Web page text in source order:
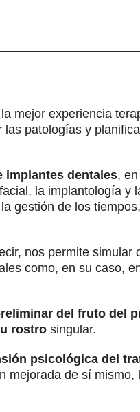
mejor experiencia
las patologías y
implantes dentales,
la implantología y
gestión de los
nos permite simular
como, en su caso,
del fruto del
rostro singular.
psicológica del
mejorada de sí mismo,